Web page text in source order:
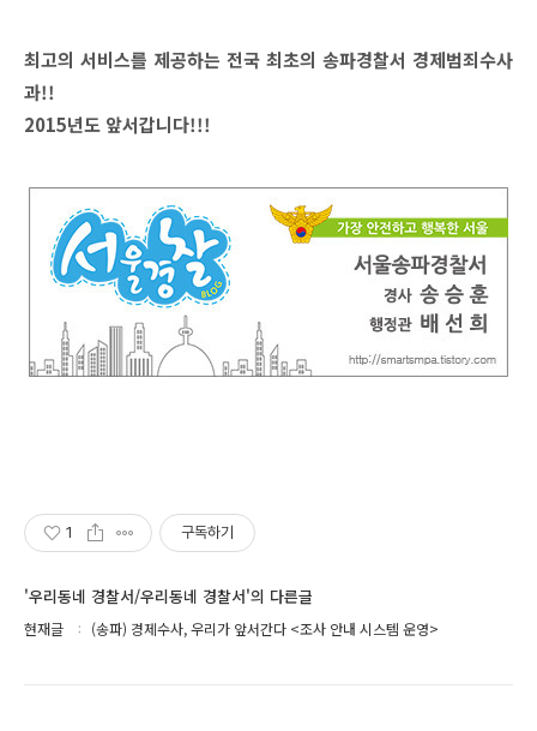
최고의 서비스를 제공하는 전국 최초의 송파경찰서 경제범죄수사
과!!
2015년도 앞서갑니다!!!
1 구독하기
'우리동네 경찰서/우리동네 경찰서'의 다른글
현재글 (송파) 경제수사, 우리가 앞서간다 <조사 안내 시스템 운영>